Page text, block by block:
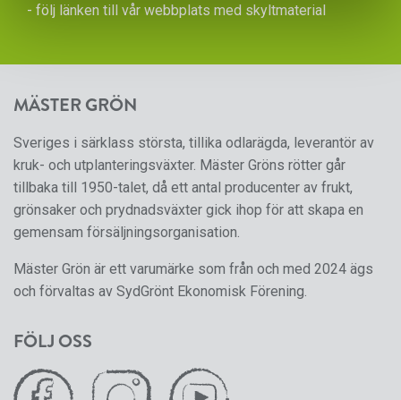
- följ länken till vår webbplats med skyltmaterial
MÄSTER GRÖN
Sveriges i särklass största, tillika odlarägda, leverantör av
kruk- och utplanteringsväxter. Mäster Gröns rötter går
tillbaka till 1950-talet, då ett antal producenter av frukt,
grönsaker och prydnadsväxter gick ihop för att skapa en
gemensam försäljningsorganisation.
Mäster Grön är ett varumärke som från och med 2024 ägs
och förvaltas av SydGrönt Ekonomisk Förening.
FÖLJ OSS